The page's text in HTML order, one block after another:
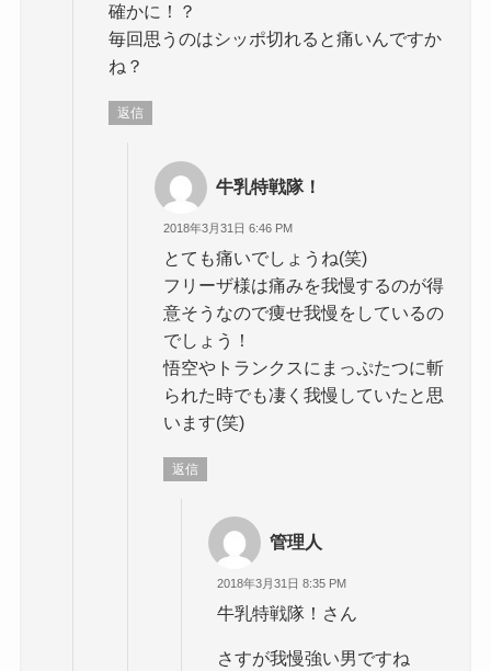
確かに！？
毎回思うのはシッポ切れると痛いんですか
ね？
返信
牛乳特戦隊！
2018年3月31日 6:46 PM
とても痛いでしょうね(笑)
フリーザ様は痛みを我慢するのが得
意そうなので痩せ我慢をしているの
でしょう！
悟空やトランクスにまっぷたつに斬
られた時でも凄く我慢していたと思
います(笑)
返信
管理人
2018年3月31日 8:35 PM
牛乳特戦隊！さん
さすが我慢強い男ですね